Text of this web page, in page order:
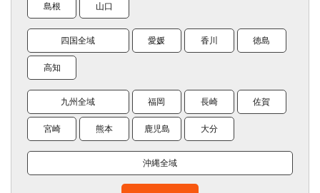
島根 山口
四国全域 愛媛 香川 徳島
高知
九州全域 福岡 長崎 佐賀
宮崎 熊本 鹿児島 大分
沖縄全域